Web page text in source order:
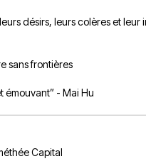
désirs, leurs colères et leur
sans frontières
émouvant” - Mai Hu
Capital